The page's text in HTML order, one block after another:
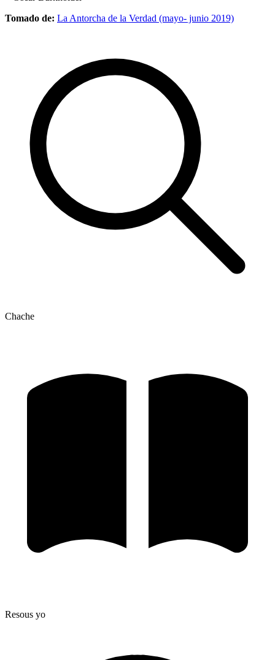
Tomado de: La Antorcha de la Verdad (mayo- junio 2019)
Chache
Resous yo